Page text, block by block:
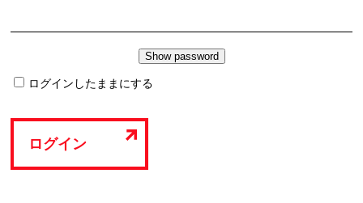
ログインしたままにする
ログイン